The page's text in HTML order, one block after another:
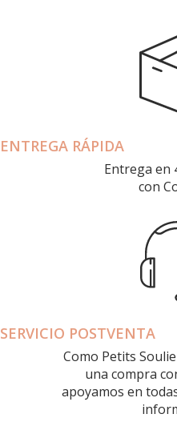
ENTREGA RÁPIDA
Entrega en
con
SERVICIO POSTVENTA
Como Petits
una compra
apoyamos en